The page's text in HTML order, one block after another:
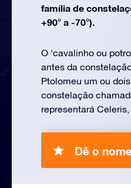
família de
+90° a -70°).
O ‘cavalinho ou
antes da
Ptolomeu um ou
constelação
representará
Dê o